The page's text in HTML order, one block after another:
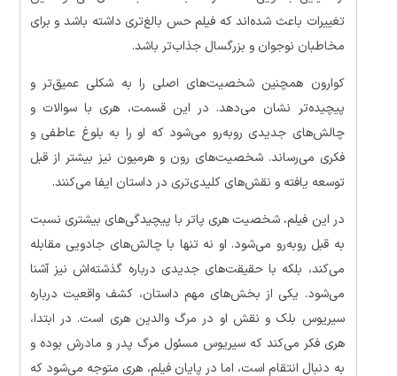
تغییرات باعث شده‌اند که فیلم حس بالغ‌تری داشته باشد و برای
مخاطبان نوجوان و بزرگسال جذاب‌تر باشد.
کوارون همچنین شخصیت‌های اصلی را به شکلی عمیق‌تر و
پیچیده‌تر نشان می‌دهد. در این قسمت، هری با سوالات و
چالش‌های جدیدی روبه‌رو می‌شود که او را به بلوغ عاطفی و
فکری می‌رساند. شخصیت‌های رون و هرمیون نیز بیشتر از قبل
توسعه یافته و نقش‌های کلیدی‌تری در داستان ایفا می‌کنند.
در این فیلم، شخصیت هری پاتر با پیچیدگی‌های بیشتری نسبت
به قبل روبه‌رو می‌شود. او نه تنها با چالش‌های جادویی مقابله
می‌کند، بلکه با حقیقت‌های جدیدی درباره گذشته‌اش نیز آشنا
می‌شود. یکی از بخش‌های مهم داستان، کشف واقعیت درباره
سیریوس بلک و نقش او در مرگ والدین هری است. در ابتدا،
هری فکر می‌کند که سیریوس مسئول مرگ پدر و مادرش بوده و
به دنبال انتقام است، اما در پایان فیلم، هری متوجه می‌شود که